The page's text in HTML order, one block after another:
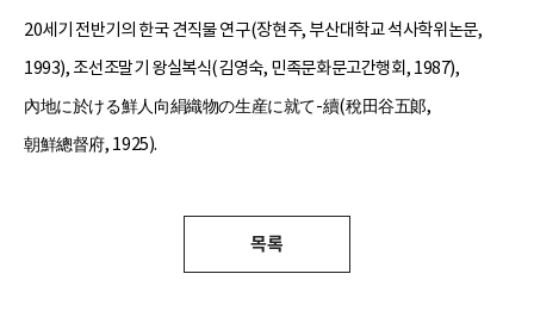
20세기 전반기의 한국 견직물 연구(장현주, 부산대학교 석사학위논문,
1993), 조선조말기 왕실복식(김영숙, 민족문화문고간행회, 1987),
內地に於ける鮮人向絹織物の生産に就て-續(稅田谷五郞,
朝鮮總督府, 1925).
목록